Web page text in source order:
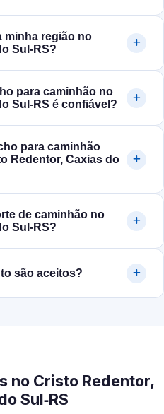
minha região no
Sul‑RS?
para caminhão no
Sul‑RS é confiável?
para caminhão
Redentor, Caxias do
de caminhão no
Sul‑RS?
são aceitos?
no Cristo Redentor,
Sul‑RS